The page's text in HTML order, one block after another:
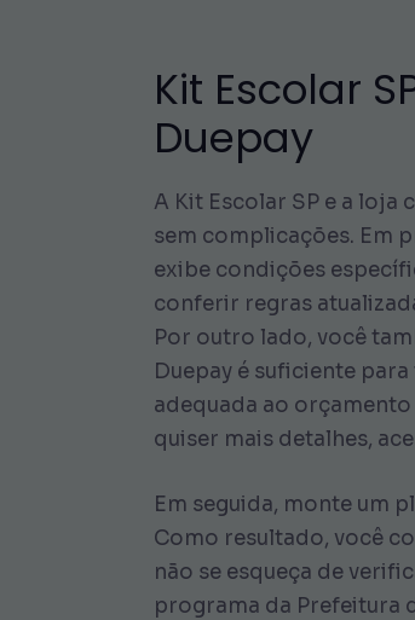
Kit Escolar
Duepay
A Kit Escolar SP e a
sem complicações. Em
exibe condições
conferir regras
Por outro lado, você
Duepay é suficiente
adequada ao
quiser mais detalhes,
Em seguida, monte um
Como resultado, você
não se esqueça de
programa da Prefeitura